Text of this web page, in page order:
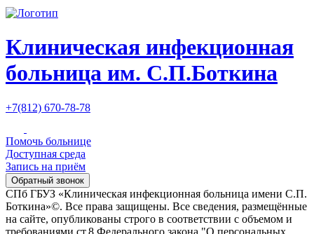
Клиническая инфекционная
больница им. С.П.Боткина
+7(812) 670-78-78
Помочь больнице
Доступная среда
Запись на приём
Обратный звонок
СПб ГБУЗ «Клиническая инфекционная больница имени С.П.
Боткина»©. Все права защищены. Все сведения, размещённые
на сайте, опубликованы строго в соответствии с объемом и
требованиями ст.8 Федерального закона "О персональных